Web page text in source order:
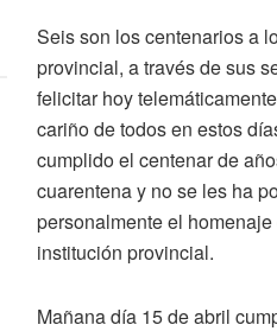
Seis son los centenarios a
provincial, a través de sus
felicitar hoy
cariño de todos en estos
cumplido el centenar de
cuarentena y no se les ha
personalmente el
institución provincial.
Mañana día 15 de abril